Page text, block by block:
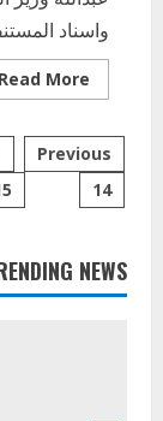
واسناد
Read More
Posts
Previous
14
NEWS
1